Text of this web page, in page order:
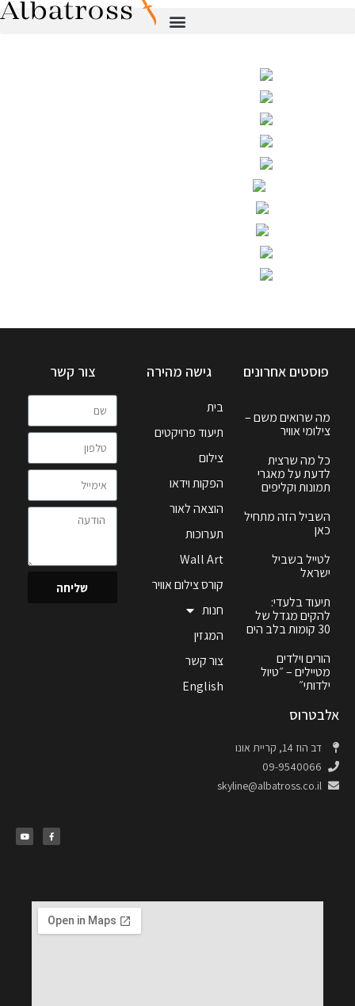
פוסטים אחרונים
מה שרואים משם –
צילומי אוויר
כל מה שרצית
לדעת על מאגרי
תמונות וקליפים
השביל הזה מתחיל
כאן
לטייל בשביל
ישראל
תיעוד בלעדי:
להקים מגדל של
30 קומות בלב הים
הורים וילדים
מטיילים – ״טיול
ילדותי״
גישה מהירה
בית
תיעוד פרויקטים
צילום
הפקות וידאו
הוצאה לאור
תערוכות
Wall Art
קורס צילום אוויר
חנות
המגזין
צור קשר
English
צור קשר
שליחה
אלבטרוס
דב הוז 14, קריית אונו
09-9540066
skyline@albatross.co.il